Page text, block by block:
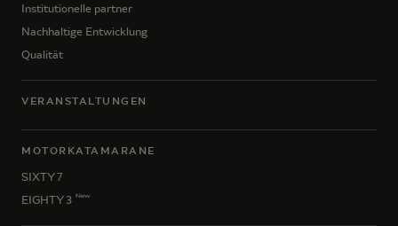
Institutionelle partner
Nachhaltige Entwicklung
Qualität
VERANSTALTUNGEN
MOTORKATAMARANE
SIXTY 7
EIGHTY 3 New